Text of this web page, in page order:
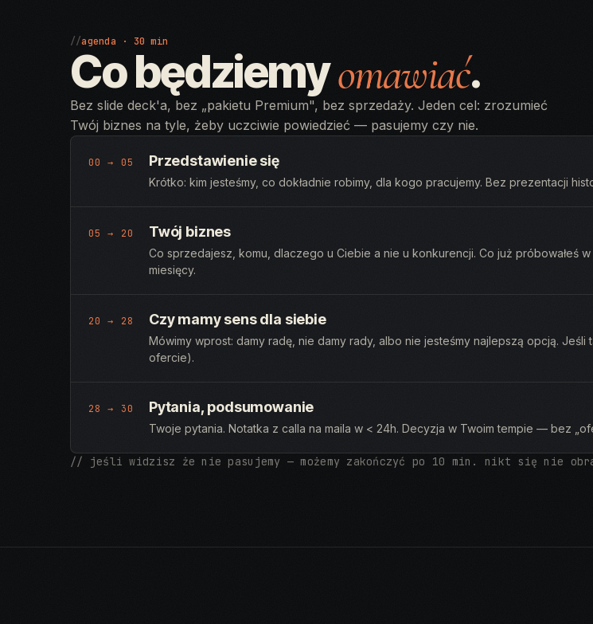
//agenda · 30 min
Co będziemyomawiać.
Bez slide deck'a, bez „pakietu Premium", bez sprzedaży. Jeden cel: zrozumieć
Twój biznes na tyle, żeby uczciwie powiedzieć — pasujemy czy nie.
00 → 05 Przedstawienie się
Krótko: kim jesteśmy, co dokładnie robimy, dla kogo pracujemy. Bez prezentacji
05 → 20 Twój biznes
Co sprzedajesz, komu, dlaczego u Ciebie a nie u konkurencji. Co już próbowałeś
miesięcy.
20 → 28 Czy mamy sens dla siebie
Mówimy wprost: damy radę, nie damy rady, albo nie jesteśmy najlepszą opcją.
ofercie).
28 → 30 Pytania, podsumowanie
Twoje pytania. Notatka z calla na maila w < 24h. Decyzja w Twoim tempie — bez
// jeśli widzisz że nie pasujemy — możemy zakończyć po 10 min. nikt się nie